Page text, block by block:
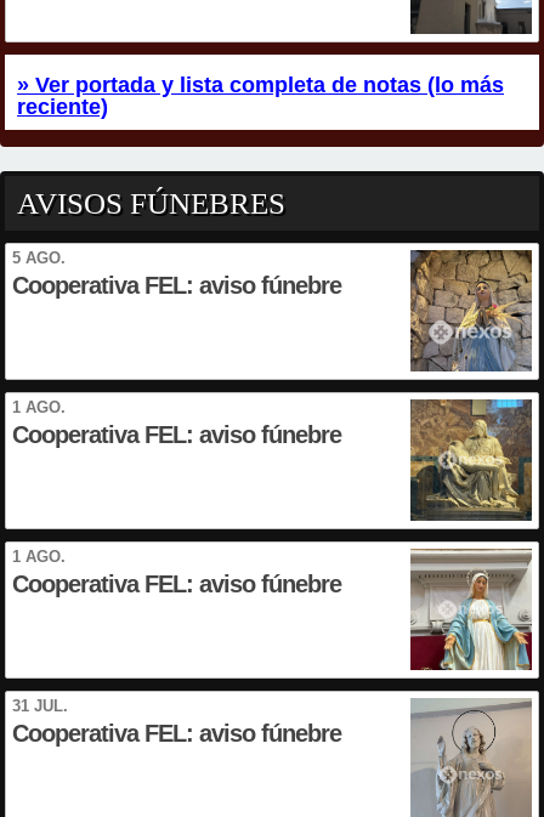
» Ver portada y lista completa de notas (lo más
reciente)
AVISOS FÚNEBRES
5 AGO.
Cooperativa FEL: aviso fúnebre
1 AGO.
Cooperativa FEL: aviso fúnebre
1 AGO.
Cooperativa FEL: aviso fúnebre
31 JUL.
Cooperativa FEL: aviso fúnebre